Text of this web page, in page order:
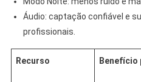
Áudio: captação confiável e
profissionais.
Recurso Benefício